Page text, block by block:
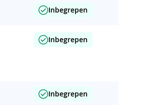
Inbegrepen
Inbegrepen
Inbegrepen